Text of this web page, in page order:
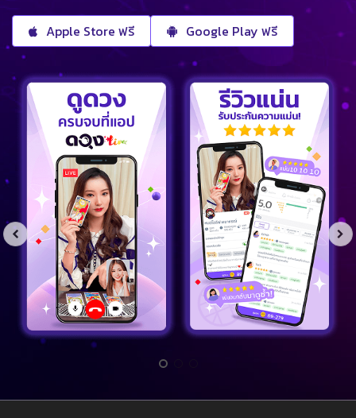
Apple Store ฟรี Google Play ฟรี